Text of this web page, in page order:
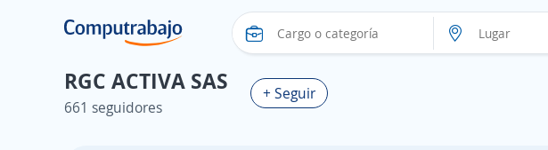
RGC ACTIVA SAS
661 seguidores
+ Seguir